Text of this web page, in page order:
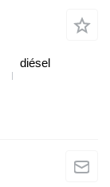
diésel